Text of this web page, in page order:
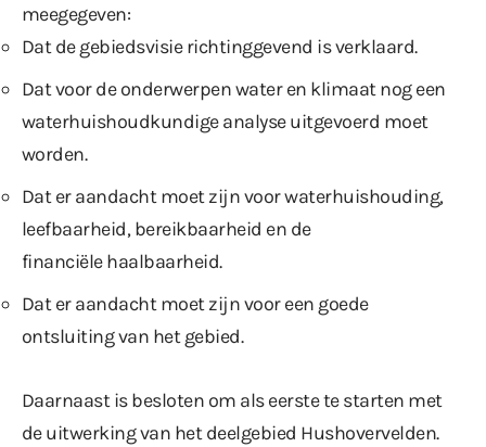
meegegeven:
Dat de gebiedsvisie richtinggevend is verklaard.
Dat voor de onderwerpen water en klimaat nog een
waterhuishoudkundige analyse uitgevoerd moet
worden.
Dat er aandacht moet zijn voor waterhuishouding,
leefbaarheid, bereikbaarheid en de
financiële haalbaarheid.
Dat er aandacht moet zijn voor een goede
ontsluiting van het gebied.
Daarnaast is besloten om als eerste te starten met
de uitwerking van het deelgebied Hushovervelden.